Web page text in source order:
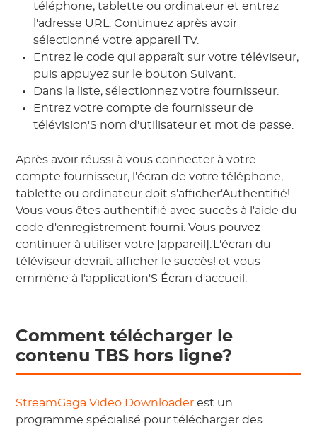
téléphone, tablette ou ordinateur et entrez
l'adresse URL. Continuez après avoir
sélectionné votre appareil TV.
Entrez le code qui apparaît sur votre téléviseur,
puis appuyez sur le bouton Suivant.
Dans la liste, sélectionnez votre fournisseur.
Entrez votre compte de fournisseur de
télévision'S nom d'utilisateur et mot de passe.
Après avoir réussi à vous connecter à votre
compte fournisseur, l'écran de votre téléphone,
tablette ou ordinateur doit s'afficher'Authentifié!
Vous vous êtes authentifié avec succès à l'aide du
code d'enregistrement fourni. Vous pouvez
continuer à utiliser votre [appareil].'L'écran du
téléviseur devrait afficher le succès! et vous
emmène à l'application'S Écran d'accueil.
Comment télécharger le
contenu TBS hors ligne?
StreamGaga Video Downloaderest un
programme spécialisé pour télécharger des